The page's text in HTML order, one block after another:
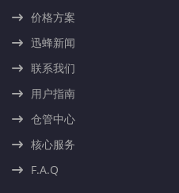
价格方案
迅蜂新闻
联系我们
用户指南
仓管中心
核心服务
F.A.Q